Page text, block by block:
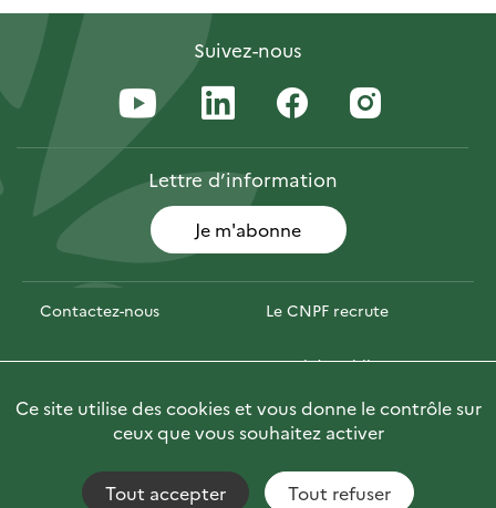
Suivez-nous
Lettred’information
Je m'abonne
Contactez-nous Le CNPF recrute
Espace presse Marchés publics
PhotoFor Briefly in English
Accessibilité : non conforme Fils RSS
Ce site utilise des cookies et vous donne le contrôle sur
ceux que vous souhaitez activer
Tout accepter Tout refuser